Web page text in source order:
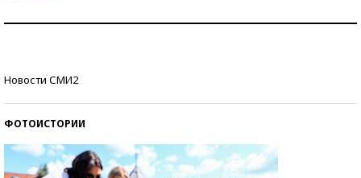
Новости СМИ2
ФОТОИСТОРИИ